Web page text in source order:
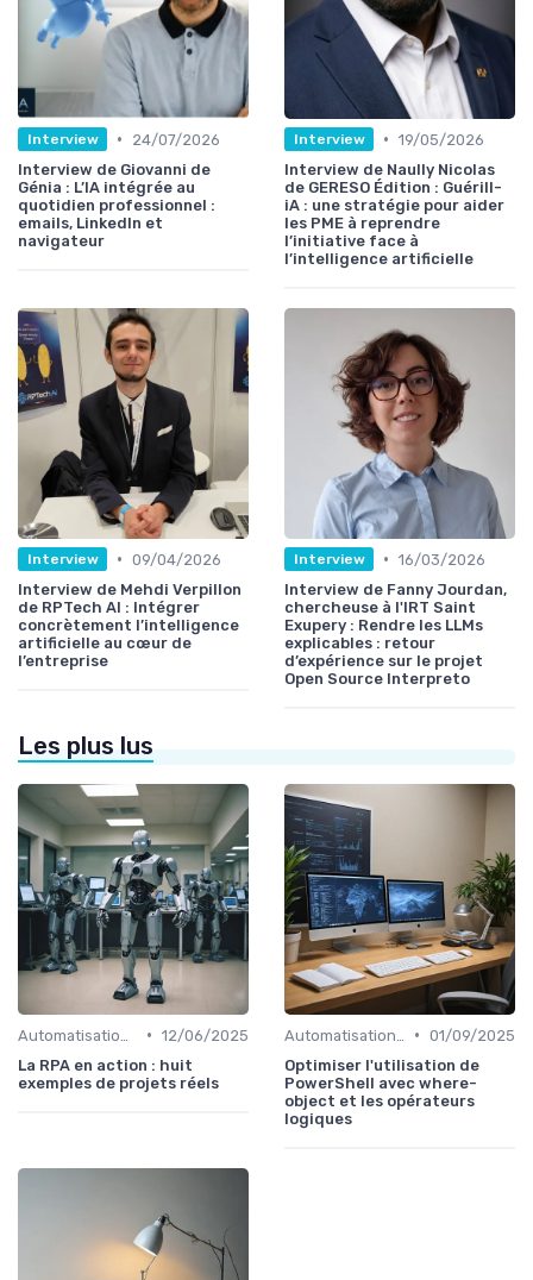
Interview •
24/07/2026
Interview de Giovanni de
Génia : L’IA intégrée au
quotidien professionnel :
emails, LinkedIn et
navigateur
Interview • 19/05/2026
Interview de Naully Nicolas
de GERESO Édition : Guérill-
iA : une stratégie pour aider
les PME à reprendre
l’initiative face à
l’intelligence artificielle
Interview • 09/04/2026
Interview de Mehdi Verpillon
de RPTech AI : Intégrer
concrètement l’intelligence
artificielle au cœur de
l’entreprise
Interview • 16/03/2026
Interview de Fanny Jourdan,
chercheuse à l'IRT Saint
Exupery : Rendre les LLMs
explicables : retour
d’expérience sur le projet
Open Source Interpreto
Les plus lus
• 12/06/2025
La RPA en action : huit
exemples de projets réels
• 01/09/2025
Optimiser l'utilisation de
PowerShell avec where-
object et les opérateurs
logiques